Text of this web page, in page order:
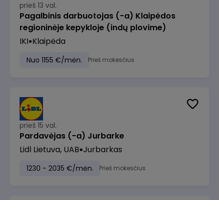
prieš 13 val.
Pagalbinis darbuotojas (-a) Klaipėdos
regioninėje kepykloje (indų plovime)
IKI Klaipėda
Nuo 1155 €/mėn. Prieš mokesčius
prieš 15 val.
Pardavėjas (-a) Jurbarke
Lidl Lietuva, UAB Jurbarkas
1230 - 2035 €/mėn. Prieš mokesčius